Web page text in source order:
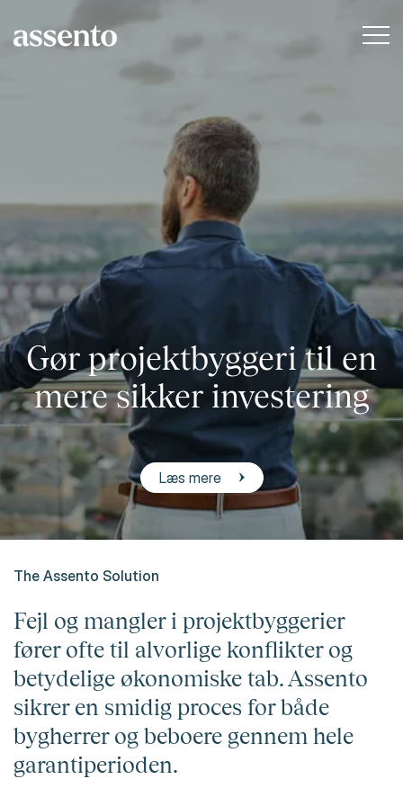
Gør projektbyggeri til en
mere sikker investering
Læs mere
The Assento Solution
Fejl og mangler i projektbyggerier
fører ofte til alvorlige konflikter og
betydelige økonomiske tab. Assento
sikrer en smidig proces for både
bygherrer og beboere gennem hele
garantiperioden.